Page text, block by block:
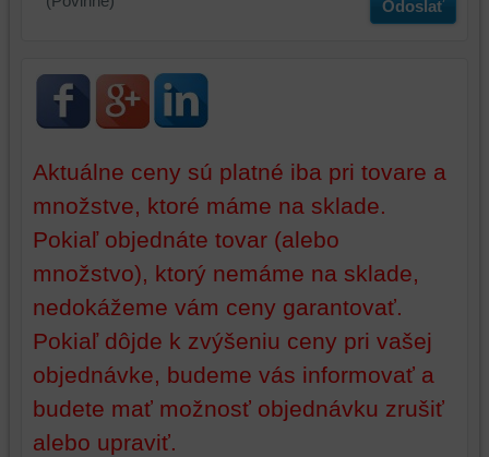
Odoslať
Aktuálne ceny sú platné iba pri tovare a
množstve, ktoré máme na sklade.
Pokiaľ objednáte tovar (alebo
množstvo), ktorý nemáme na sklade,
nedokážeme vám ceny garantovať.
Pokiaľ dôjde k zvýšeniu ceny pri vašej
objednávke, budeme vás informovať a
budete mať možnosť objednávku zrušiť
alebo upraviť.
alebo
bez
používať
a/alebo
zdroje
strán,
widgety
atď.